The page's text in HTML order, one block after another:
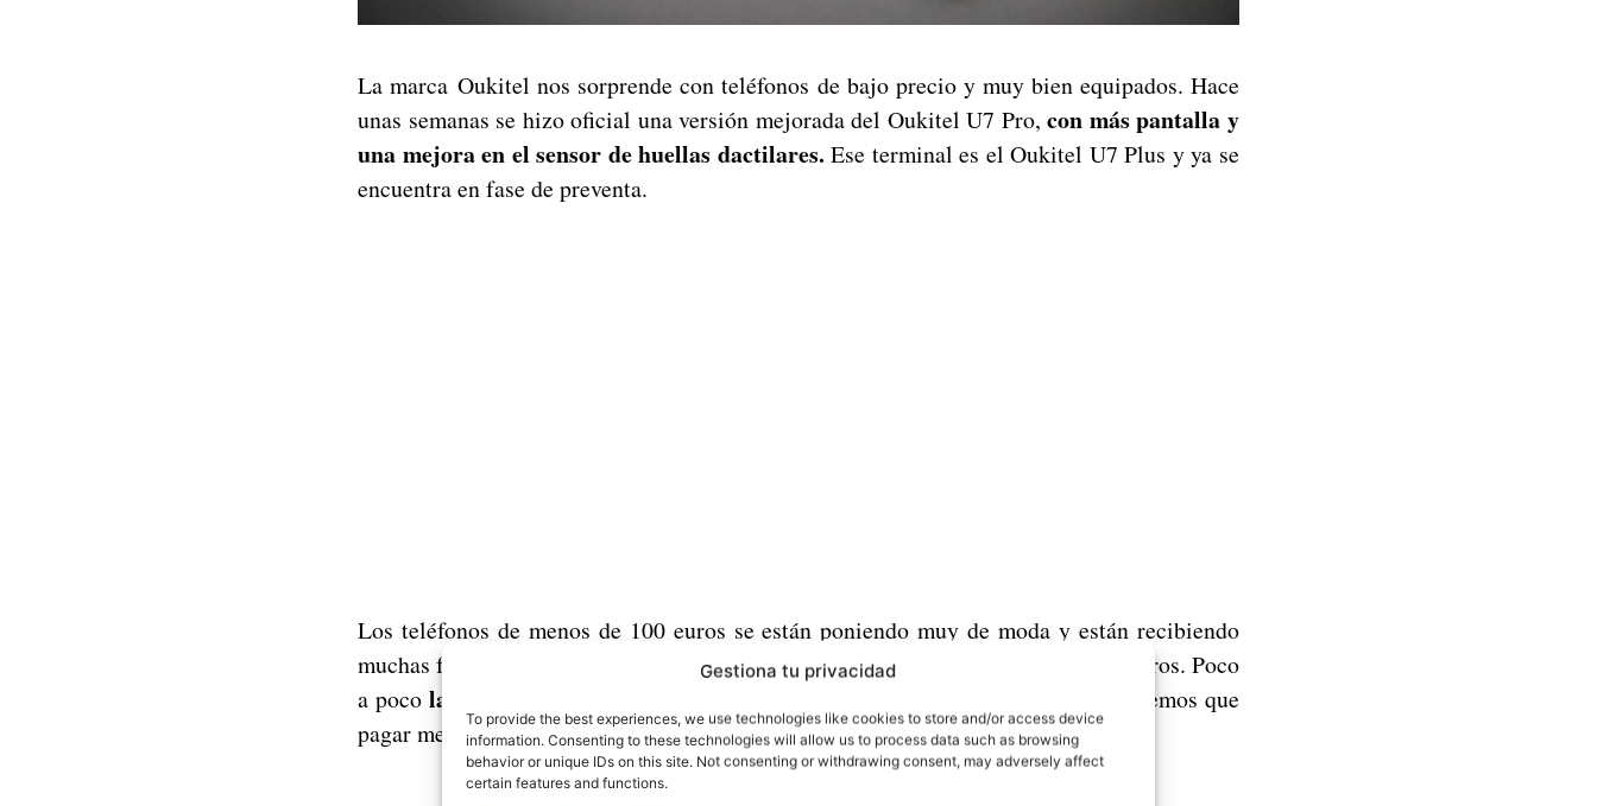
Gestiona tu privacidad
To provide the best experiences, we use technologies like cookies to store and/or access device
information. Consenting to these technologies will allow us to process data such as browsing
behavior or unique IDs on this site. Not consenting or withdrawing consent, may adversely affect
certain features and functions.
La marca Oukitel nos sorprende con teléfonos de bajo precio y muy bien equipados. Hace
unas semanas se hizo oficial una versión mejorada del Oukitel U7 Pro,con más pantalla y
una mejora en el sensor de huellas dactilares. Ese terminal es el Oukitel U7 Plus y ya se
encuentra en fase de preventa.
Los teléfonos de menos de 100 euros se están poniendo muy de moda y están recibiendo
muchas funcionalidades que hasta no hace tanto solo tenían los móviles de 300 euros. Poco
a poco la tecnología de
y cada vez tenemos que
pagar menos por algo de mucha calidad.